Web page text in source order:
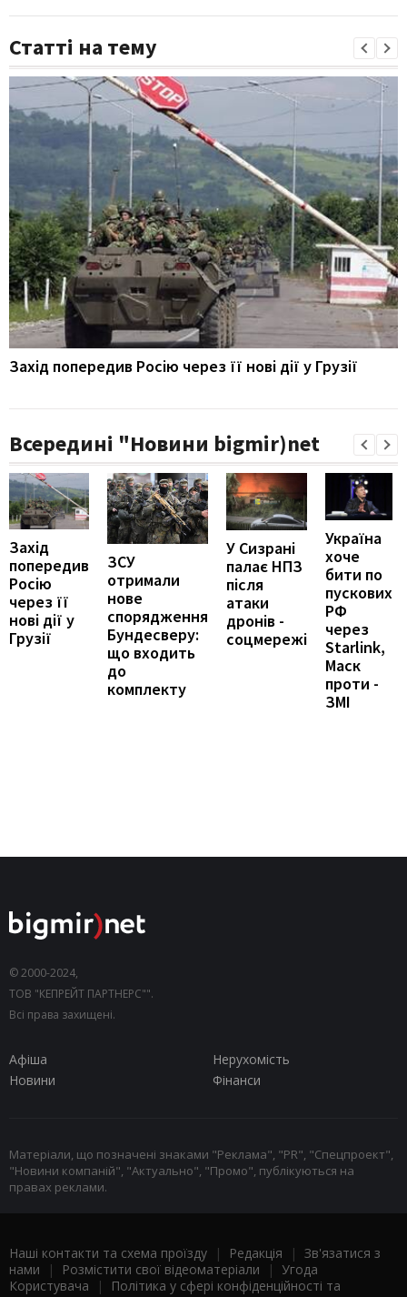
Статті на тему
Захід попередив Росію через її нові дії у Грузії
Всередині "Новини bigmir)net
Захід
попередив
Росію
через її
нові дії у
Грузії
ЗСУ
отримали
нове
спорядження
Бундесверу:
що входить
до
комплекту
У Сизрані
палає НПЗ
після
атаки
дронів -
соцмережі
Україна
хоче
бити по
пускових
РФ
через
Starlink,
Маск
проти -
ЗМІ
© 2000-2024,
ТОВ "КЕПРЕЙТ ПАРТНЕРС"".
Всі права захищені.
Афіша
Нерухомість
Новини
Фінанси
Матеріали, що позначені знаками "Реклама", "PR", "Спецпроект",
"Новини компаній", "Актуально", "Промо", публікуються на
правах реклами.
Наші контакти та схема проїзду | Редакція | Зв'язатися з
нами | Розмістити свої відеоматеріали | Угода
Користувача |
Політика у сфері конфіденційності та